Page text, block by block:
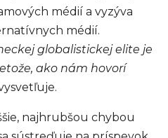
médií a vyzýva
médií.
globalistickej elite je
ako nám hovorí
najhrubšou chybou